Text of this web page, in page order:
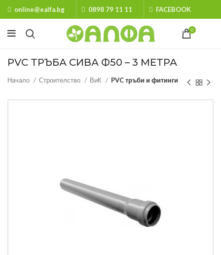
online@ealfa.bg 0898 79 11 11 FACEBOOK
0
PVC ТРЪБА СИВА Ф50 – 3 МЕТРА
Начало Строителство ВиК PVC тръби и фитинги